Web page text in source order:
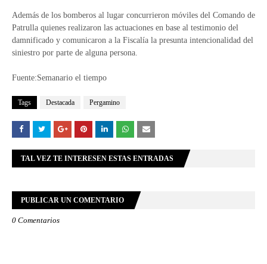
Además de los bomberos al lugar concurrieron móviles del Comando de
Patrulla quienes realizaron las actuaciones en base al testimonio del
damnificado y comunicaron a la Fiscalía la presunta intencionalidad del
siniestro por parte de alguna persona.
Fuente:Semanario el tiempo
Tags Destacada Pergamino
TAL VEZ TE INTERESEN ESTAS ENTRADAS
PUBLICAR UN COMENTARIO
0 Comentarios